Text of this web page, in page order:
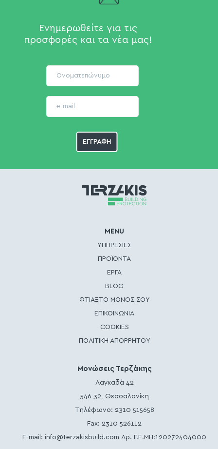
Ενημερωθείτε για τις
προσφορές και τα νέα μας!
MENU
ΥΠΗΡΕΣΙΕΣ
ΠΡΟΪΟΝΤΑ
ΕΡΓΑ
BLOG
ΦΤΙΑΞΤΟ ΜΟΝΟΣ ΣΟΥ
ΕΠΙΚΟΙΝΩΝΙΑ
COOKIES
ΠΟΛΙΤΙΚΗ ΑΠΟΡΡΗΤΟΥ
Μονώσεις Τερζάκης
Λαγκαδά 42
546 32, Θεσσαλονίκη
Τηλέφωνο: 2310 515658
Fax: 2310 526112
E-mail:info@terzakisbuild.com Αρ. Γ.Ε.ΜΗ:120272404000